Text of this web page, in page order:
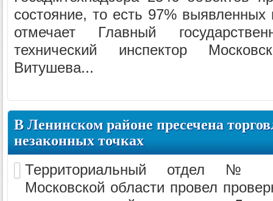
состояние, то есть 97%
отмечает Главный
технический инспектор
Витушева...
В Ленинском районе пресечена
незаконных точках
Территориальный отдел №
Московской области провел